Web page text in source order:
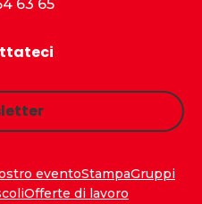
63 65
eventoStampaGruppi
Offerte di lavoro